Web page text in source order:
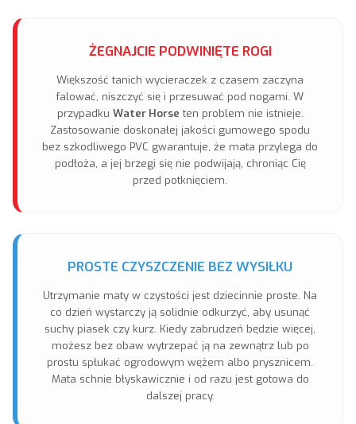
ŻEGNAJCIE PODWINIĘTE ROGI
Większość tanich wycieraczek z czasem zaczyna
falować, niszczyć się i przesuwać pod nogami. W
przypadku Water Horse ten problem nie istnieje.
Zastosowanie doskonałej jakości gumowego spodu
bez szkodliwego PVC gwarantuje, że mata przylega do
podłoża, a jej brzegi się nie podwijają, chroniąc Cię
przed potknięciem.
PROSTE CZYSZCZENIE BEZ WYSIŁKU
Utrzymanie maty w czystości jest dziecinnie proste. Na
co dzień wystarczy ją solidnie odkurzyć, aby usunąć
suchy piasek czy kurz. Kiedy zabrudzeń będzie więcej,
możesz bez obaw wytrzepać ją na zewnątrz lub po
prostu spłukać ogrodowym wężem albo prysznicem.
Mata schnie błyskawicznie i od razu jest gotowa do
dalszej pracy.